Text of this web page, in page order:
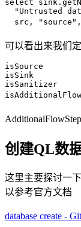
select sink.
"Untrusted
  src
, "source" ,
可以看出来我们
isSource
isSink
isSanitizer
创建QL数
这里主要探讨一
以参考官方文档
database create -